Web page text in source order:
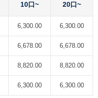
10口~ 20口~
6,300.00 6,300.00
6,678.00 6,678.00
8,820.00 8,820.00
6,300.00 6,300.00